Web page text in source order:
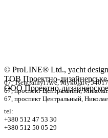
© ProLINE® Ltd., yacht
ТОВ Проектно-
ООО Проектно-
67, Tsentralnyi Ave, Mykolaiv,
67, проспект Центральний,
67, проспект Центральный,
tel:
+380 512 47 53 30
+380 512 50 05 29